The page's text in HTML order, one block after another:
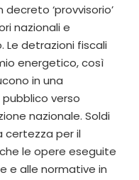
‘provvisorio’
nazionali e
Le detrazioni fiscali
energetico, così
in una
verso
nazionale. Soldi
certezza per il
le opere eseguite
e alle normative in